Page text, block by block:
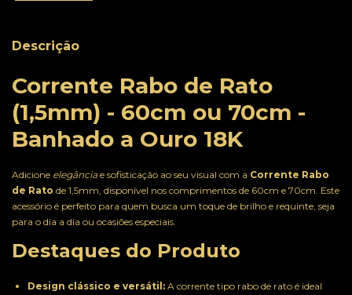
Descrição
Corrente Rabo de Rato
(1,5mm) - 60cm ou 70cm -
Banhado a Ouro 18K
Adicione elegância e sofisticação ao seu visual com a Corrente Rabo
de Rato de 1,5mm, disponível nos comprimentos de 60cm e 70cm. Este
acessório é perfeito para quem busca um toque de brilho e requinte, seja
para o dia a dia ou ocasiões especiais.
Destaques do Produto
Design clássico e versátil: A corrente tipo rabo de rato é ideal